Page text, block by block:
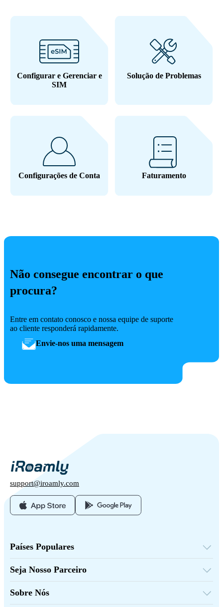
Configurar e Gerenciar e
SIM
Solução de Problemas
Configurações de Conta Faturamento
Não consegue encontrar o que
procura?
Entre em contato conosco e nossa equipe de suporte
ao cliente responderá rapidamente.
Envie-nos uma mensagem
support@iroamly.com
Países Populares
Turquia
França
Tailândia
Japão
Itália
Seja Nosso Parceiro
Programa de Afiliados
Documentação da API
Sobre Nós